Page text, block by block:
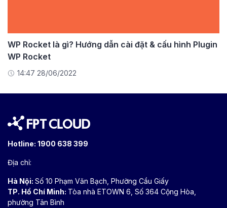
WP Rocket là gì? Hướng dẫn cài đặt & cấu hình Plugin
WP Rocket
14:47 28/06/2022
Hotline: 1900 638 399
Địa chỉ:
Hà Nội: Số 10 Phạm Văn Bạch, Phường Cầu Giấy
TP. Hồ Chí Minh: Tòa nhà ETOWN 6, Số 364 Cộng Hòa,
phường Tân Bình